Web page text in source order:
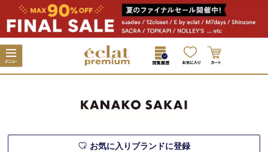
お気に入りブランドに登録